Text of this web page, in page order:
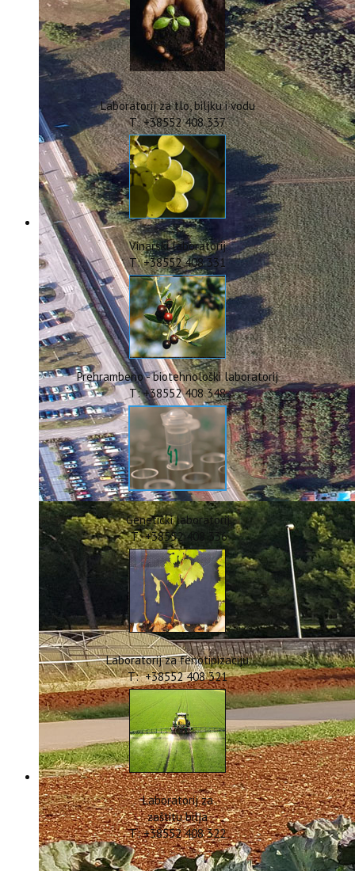
IstraECOinclusive
Izdavačka djelatnost
Izbor u znanstvena zvanja
Dokumenti
Statut
Strategija
CIP
Pravo na pristup informacijama
Zaštita osobnih podataka
Godišnji izvještaj
Javna nabava
Natječaji za radna mjesta
Zakonodavni okvir
Akti Instituta
Linkovi
Kontakt
webmail
Popularizacija znanosti
ERASMUS+
HyPro4ST
DIGIAGRI
GreenTea
CIRCOLIVE
Laboratorij za tlo, biljku i vodu
T: +38552 408 337
Vinarski laboratorij
T: +38552 408 331
Prehrambeno - biotehnološki laboratorij
T: +38552 408 348
Genetički laboratorij
T: +38552 408 336
Laboratorij za fenotipizaciju
T: +38552 408 321
Laboratorij za
zaštitu bilja
T: +38552 408 322